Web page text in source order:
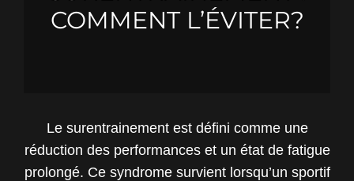
COMMENT L’ÉVITER?
Le surentrainement est défini comme une
réduction des performances et un état de fatigue
prolongé. Ce syndrome survient lorsqu’un sportif